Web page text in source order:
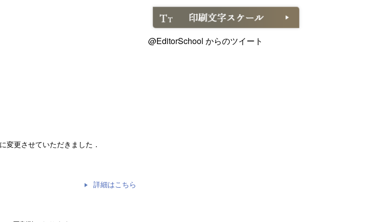
変更させていただきました．
詳細はこちら
@EditorSchool からのツイート